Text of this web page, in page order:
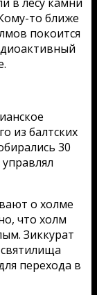
то ближе
покоится
из балтских
30
о холме
что холм
Зиккурат
перехода в